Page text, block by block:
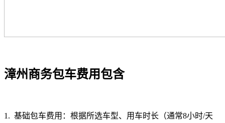
漳州商务包车费用包含
1. 基础包车费用：根据所选车型、用车时长（通常8小时/天